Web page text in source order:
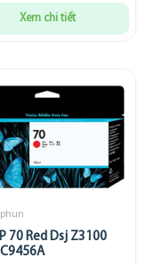
Xem chi tiết
70 Red Dsj Z3100